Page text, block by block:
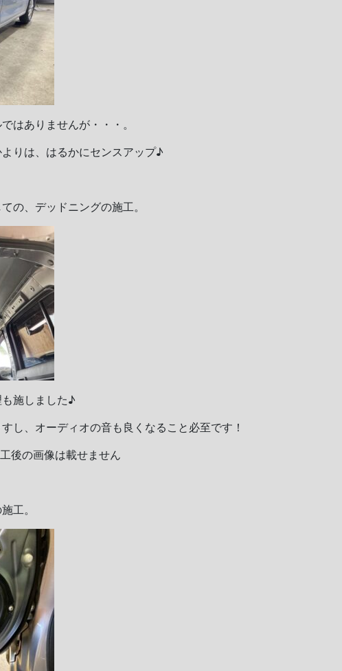
はありませんが・・・。
りは、はるかにセンスアップ♪
の、デッドニングの施工。
施しました♪
し、オーディオの音も良くなること必至です！
後の画像は載せません
工。